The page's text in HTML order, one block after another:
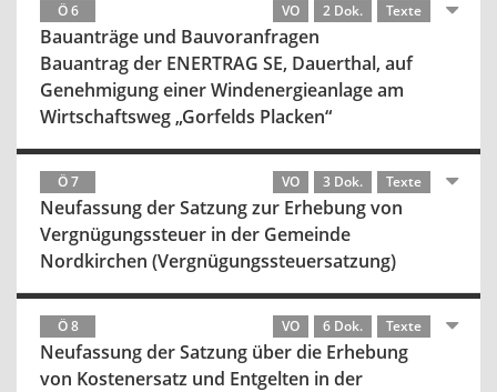
Ö 6 VO 2 Dok. Texte
Bauanträge und Bauvoranfragen
Bauantrag der ENERTRAG SE, Dauerthal, auf
Genehmigung einer Windenergieanlage am
Wirtschaftsweg „Gorfelds Placken“
Ö 7 VO 3 Dok. Texte
Neufassung der Satzung zur Erhebung von
Vergnügungssteuer in der Gemeinde
Nordkirchen (Vergnügungssteuersatzung)
Ö 8 VO 6 Dok. Texte
Neufassung der Satzung über die Erhebung
von Kostenersatz und Entgelten in der